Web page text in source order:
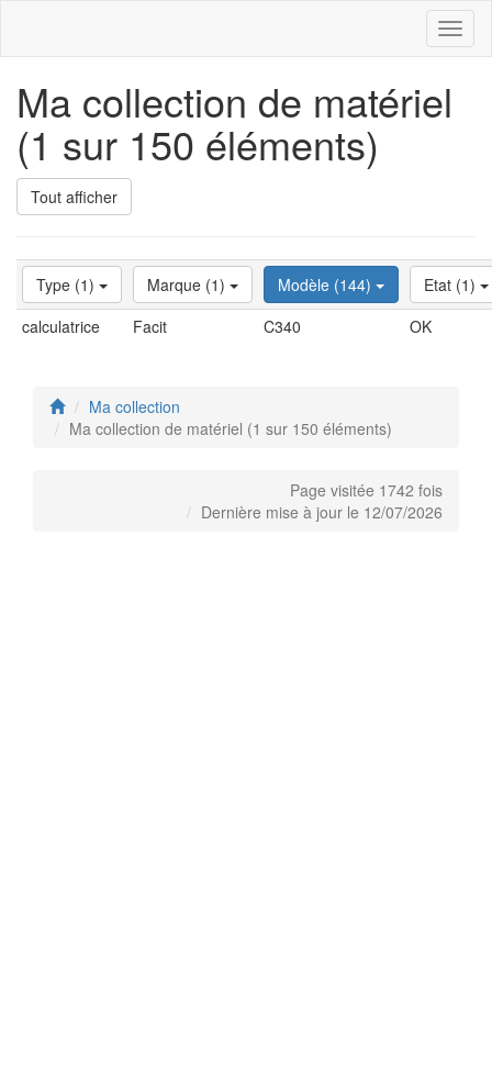
Ma collection de matériel
(1 sur 150 éléments)
Tout afficher
Type (1) Marque (1) Modèle (144)
Etat (1)
calculatrice
Facit C340 OK
Ma collection
Ma collection de matériel (1 sur 150 éléments)
Page visitée 1742 fois
Dernière mise à jour le 12/07/2026